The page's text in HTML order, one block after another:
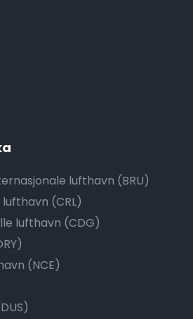
lufthavn (BRU)
(CRL)
lufthavn (CDG)
(NCE)